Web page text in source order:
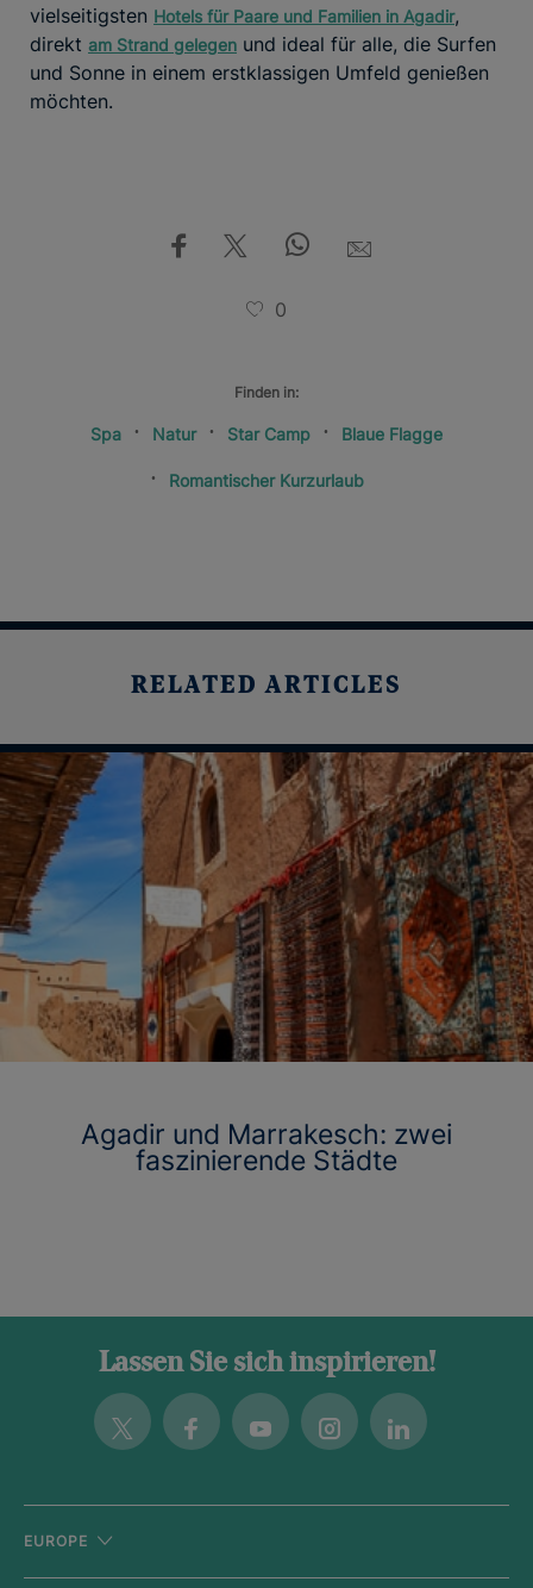
vielseitigsten Hotels für Paare und Familien in Agadir,
direkt am Strand gelegen und ideal für alle, die Surfen
und Sonne in einem erstklassigen Umfeld genießen
möchten.
0
Finden in:
Spa Natur Star Camp Blaue Flagge
Romantischer Kurzurlaub
RELATED ARTICLES
Agadir und Marrakesch: zwei
faszinierende Städte
Lassen Sie sich inspirieren!
Twitter FacebookYoutubeInstagramLinkedin
EUROPE